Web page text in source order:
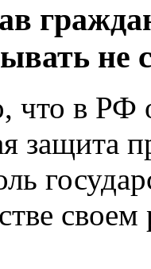
не
что в РФ
защита
своем